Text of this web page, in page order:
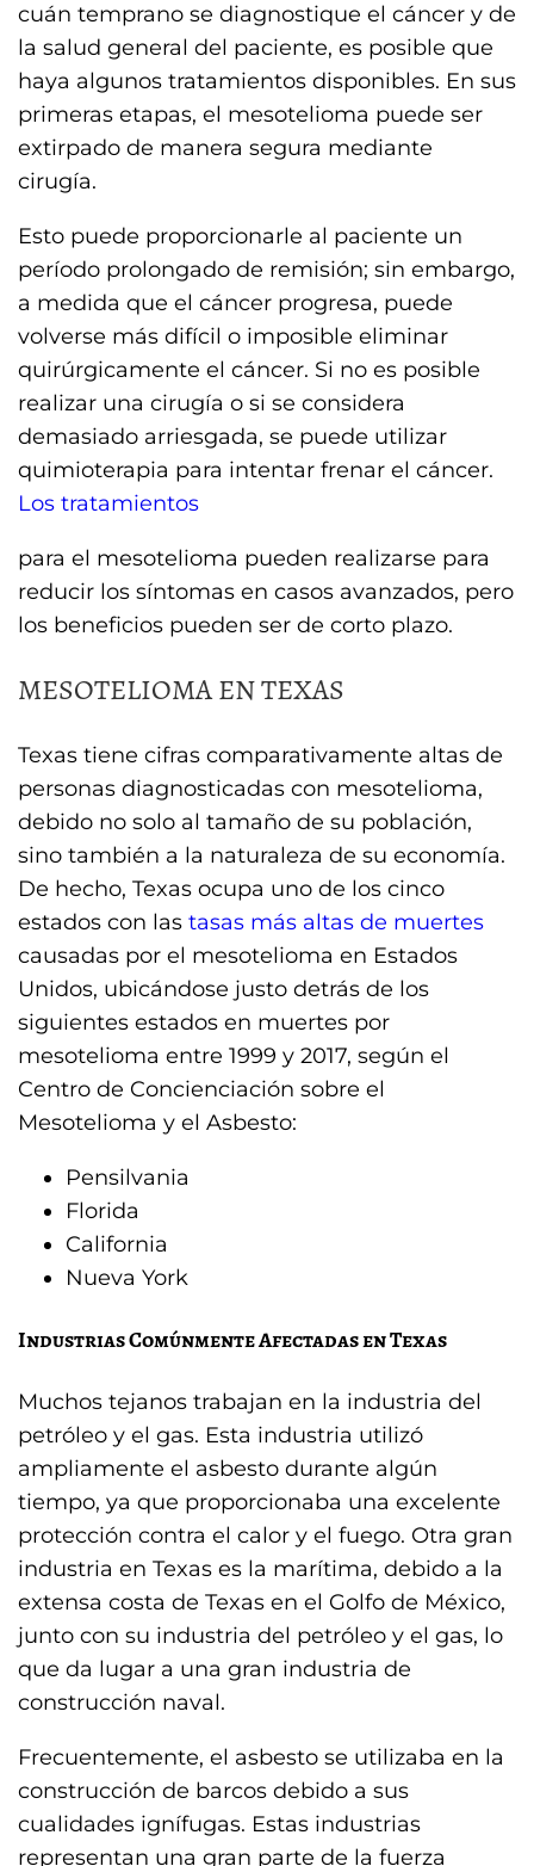
cuán temprano se diagnostique el cáncer y de
la salud general del paciente, es posible que
haya algunos tratamientos disponibles. En sus
primeras etapas, el mesotelioma puede ser
extirpado de manera segura mediante
cirugía.
Esto puede proporcionarle al paciente un
período prolongado de remisión; sin embargo,
a medida que el cáncer progresa, puede
volverse más difícil o imposible eliminar
quirúrgicamente el cáncer. Si no es posible
realizar una cirugía o si se considera
demasiado arriesgada, se puede utilizar
quimioterapia para intentar frenar el cáncer.
Los tratamientos
para el mesotelioma pueden realizarse para
reducir los síntomas en casos avanzados, pero
los beneficios pueden ser de corto plazo.
MESOTELIOMA EN TEXAS
Texas tiene cifras comparativamente altas de
personas diagnosticadas con mesotelioma,
debido no solo al tamaño de su población,
sino también a la naturaleza de su economía.
De hecho, Texas ocupa uno de los cinco
estados con las tasas más altas de muertes
causadas por el mesotelioma en Estados
Unidos, ubicándose justo detrás de los
siguientes estados en muertes por
mesotelioma entre 1999 y 2017, según el
Centro de Concienciación sobre el
Mesotelioma y el Asbesto:
Pensilvania
Florida
California
Nueva York
Industrias Comúnmente Afectadas en Texas
Muchos tejanos trabajan en la industria del
petróleo y el gas. Esta industria utilizó
ampliamente el asbesto durante algún
tiempo, ya que proporcionaba una excelente
protección contra el calor y el fuego. Otra gran
industria en Texas es la marítima, debido a la
extensa costa de Texas en el Golfo de México,
junto con su industria del petróleo y el gas, lo
que da lugar a una gran industria de
construcción naval.
Frecuentemente, el asbesto se utilizaba en la
construcción de barcos debido a sus
cualidades ignífugas. Estas industrias
representan una gran parte de la fuerza